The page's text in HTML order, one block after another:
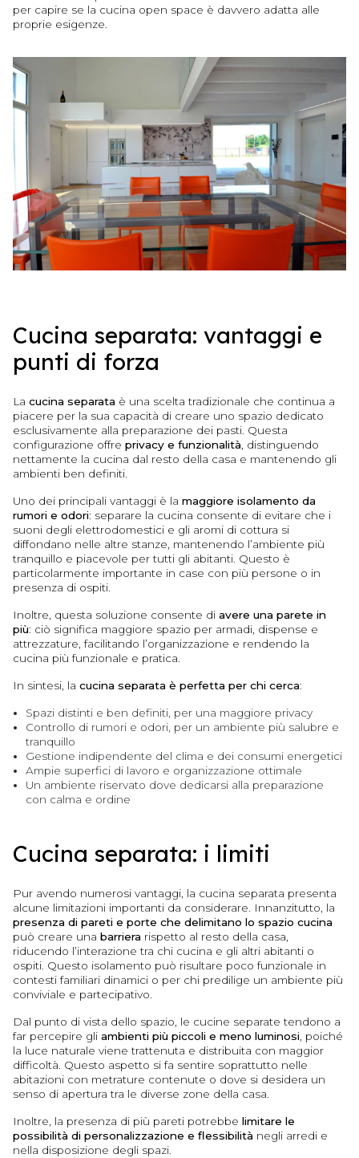
per capire se la cucina open space è davvero adatta alle
proprie esigenze.
Cucina separata: vantaggi e
punti di forza
La cucina separata è una scelta tradizionale che continua a
piacere per la sua capacità di creare uno spazio dedicato
esclusivamente alla preparazione dei pasti. Questa
configurazione offre privacy e funzionalità, distinguendo
nettamente la cucina dal resto della casa e mantenendo gli
ambienti ben definiti.
Uno dei principali vantaggi è la maggiore isolamento da
rumori e odori: separare la cucina consente di evitare che i
suoni degli elettrodomestici e gli aromi di cottura si
diffondano nelle altre stanze, mantenendo l’ambiente più
tranquillo e piacevole per tutti gli abitanti. Questo è
particolarmente importante in case con più persone o in
presenza di ospiti.
Inoltre, questa soluzione consente di avere una parete in
più: ciò significa maggiore spazio per armadi, dispense e
attrezzature, facilitando l’organizzazione e rendendo la
cucina più funzionale e pratica.
In sintesi, la cucina separata è perfetta per chi cerca:
Spazi distinti e ben definiti, per una maggiore privacy
Controllo di rumori e odori, per un ambiente più salubre e
tranquillo
Gestione indipendente del clima e dei consumi energetici
Ampie superfici di lavoro e organizzazione ottimale
Un ambiente riservato dove dedicarsi alla preparazione
con calma e ordine
Cucina separata: i limiti
Pur avendo numerosi vantaggi, la cucina separata presenta
alcune limitazioni importanti da considerare. Innanzitutto, la
presenza di pareti e porte che delimitano lo spazio cucina
può creare una barriera rispetto al resto della casa,
riducendo l’interazione tra chi cucina e gli altri abitanti o
ospiti. Questo isolamento può risultare poco funzionale in
contesti familiari dinamici o per chi predilige un ambiente più
conviviale e partecipativo.
Dal punto di vista dello spazio, le cucine separate tendono a
far percepire gli ambienti più piccoli e meno luminosi, poiché
la luce naturale viene trattenuta e distribuita con maggior
difficoltà. Questo aspetto si fa sentire soprattutto nelle
abitazioni con metrature contenute o dove si desidera un
senso di apertura tra le diverse zone della casa.
Inoltre, la presenza di più pareti potrebbe limitare le
possibilità di personalizzazione e flessibilità negli arredi e
nella disposizione degli spazi.